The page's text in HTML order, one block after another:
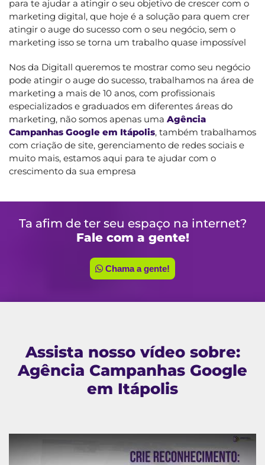
para te ajudar a atingir o seu objetivo de crescer com o
marketing digital, que hoje é a solução para quem crer
atingir o auge do sucesso com o seu negócio, sem o
marketing isso se torna um trabalho quase impossível
Nos da Digitall queremos te mostrar como seu negócio
pode atingir o auge do sucesso, trabalhamos na área de
marketing a mais de 10 anos, com profissionais
especializados e graduados em diferentes áreas do
marketing, não somos apenas uma Agência
Campanhas Google em Itápolis, também trabalhamos
com criação de site, gerenciamento de redes sociais e
muito mais, estamos aqui para te ajudar com o
crescimento da sua empresa
Ta afim de ter seu espaço na internet?
Fale com a gente!
Chama a gente!
Assista nosso vídeo sobre:
Agência Campanhas Google
em Itápolis